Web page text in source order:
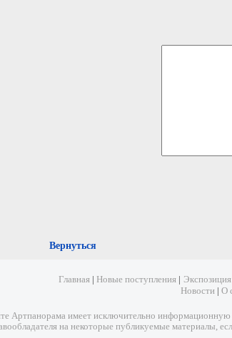
Вернуться
Главная Новые поступления Экспозиция
Новости| О
Артпанорама имеет исключительно
на некоторые публикуемые материалы,